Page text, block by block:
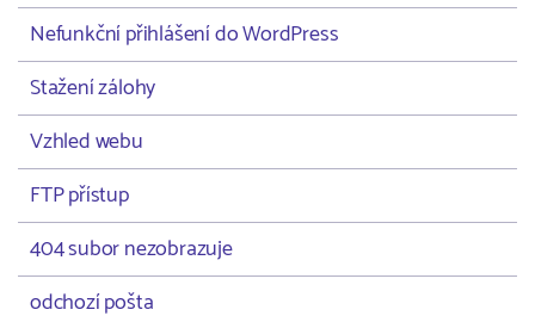
Nefunkční přihlášení do WordPress
Stažení zálohy
Vzhled webu
FTP přístup
404 subor nezobrazuje
odchozí pošta